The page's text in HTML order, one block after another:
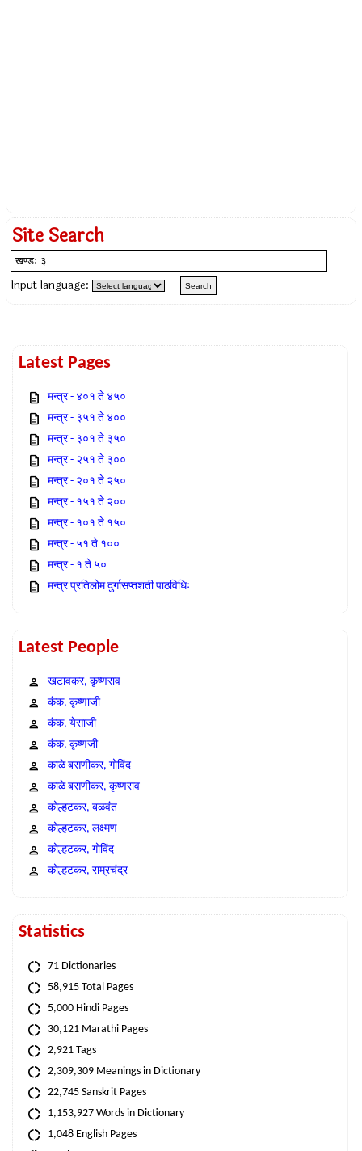
Site Search
Input language:
Latest Pages
मन्त्र - ४०१ ते ४५०
मन्त्र - ३५१ ते ४००
मन्त्र - ३०१ ते ३५०
मन्त्र - २५१ ते ३००
मन्त्र - २०१ ते २५०
मन्त्र - १५१ ते २००
मन्त्र - १०१ ते १५०
मन्त्र - ५१ ते १००
मन्त्र - १ ते ५०
मन्त्र प्रतिलोम दुर्गासप्तशती पाठविधिः
Latest People
खटावकर, कृष्णराव
कंक, कृष्णाजी
कंक, येसाजी
कंक, कृष्णजी
काळे बसणीकर, गोविंद
काळे बसणीकर, कृष्णराव
कोल्हटकर, बळवंत
कोल्हटकर, लक्ष्मण
कोल्हटकर, गोविंद
कोल्हटकर, राम्रचंद्र
Statistics
71 Dictionaries
58,915 Total Pages
5,000 Hindi Pages
30,121 Marathi Pages
2,921 Tags
2,309,309 Meanings in Dictionary
22,745 Sanskrit Pages
1,153,927 Words in Dictionary
1,048 English Pages